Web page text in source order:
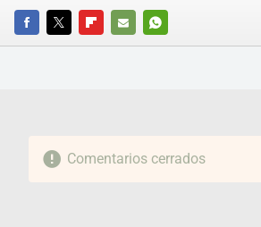
FACEBOOKTWITTERFLIPBOARD
E-
WHATSAPP
Comentarios cerrados